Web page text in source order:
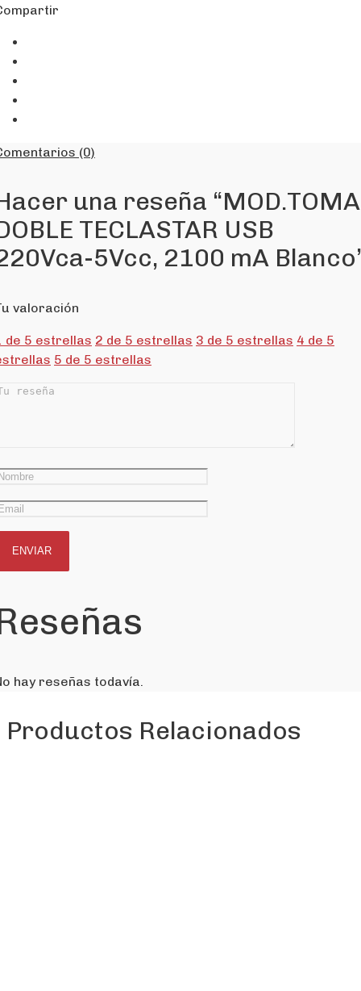
(0)
una reseña “MOD.TOMA
TECLASTAR USB
5Vcc, 2100 mA
valoración
de 5 estrellas 2 de 5 estrellas 3 de 5 estrellas 4 de 5
5 de 5 estrellas
hay reseñas todavía.
Productos Relacionados